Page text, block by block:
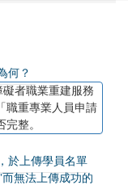
何？
者職業重建服務
職重專業人員申請
整。
於上傳學員名單
無法上傳成功的